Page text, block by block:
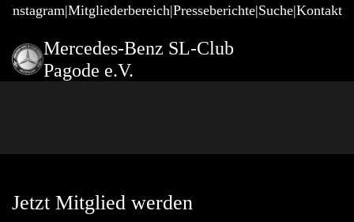
Mitgliederbereich Presseberichte Suche Kontakt
Mercedes-Benz SL-Club
Pagode e.V.
Jetzt Mitglied werden